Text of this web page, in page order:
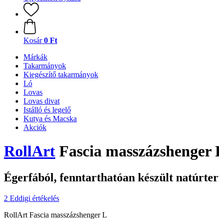
Kosár 0 Ft
Márkák
Takarmányok
Kiegészítő takarmányok
Ló
Lovas
Lovas divat
Istálló és legelő
Kutya és Macska
Akciók
RollArt Fascia masszázshenger
Égerfából, fenntarthatóan készült
2 Eddigi értékelés
RollArt Fascia masszázshenger L